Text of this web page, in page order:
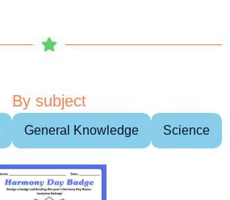
By subject
General Knowledge Science